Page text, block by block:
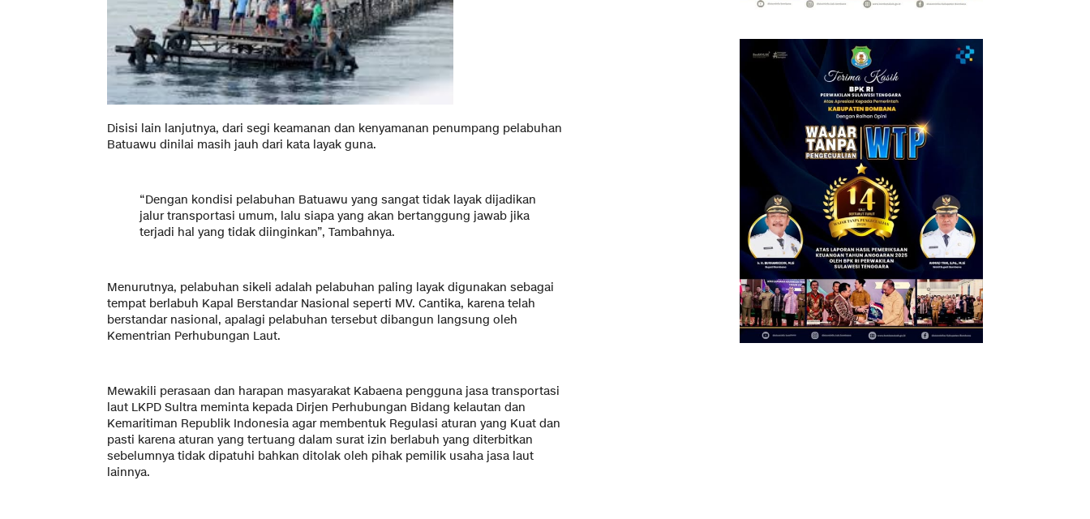
Disisi lain lanjutnya, dari segi keamanan dan kenyamanan penumpang pelabuhan
Batuawu dinilai masih jauh dari kata layak guna.
“Dengan kondisi pelabuhan Batuawu yang sangat tidak layak dijadikan
jalur transportasi umum, lalu siapa yang akan bertanggung jawab jika
terjadi hal yang tidak diinginkan”, Tambahnya.
Menurutnya, pelabuhan sikeli adalah pelabuhan paling layak digunakan sebagai
tempat berlabuh Kapal Berstandar Nasional seperti MV. Cantika, karena telah
berstandar nasional, apalagi pelabuhan tersebut dibangun langsung oleh
Kementrian Perhubungan Laut.
Mewakili perasaan dan harapan masyarakat Kabaena pengguna jasa transportasi
laut LKPD Sultra meminta kepada Dirjen Perhubungan Bidang kelautan dan
Kemaritiman Republik Indonesia agar membentuk Regulasi aturan yang Kuat dan
pasti karena aturan yang tertuang dalam surat izin berlabuh yang diterbitkan
sebelumnya tidak dipatuhi bahkan ditolak oleh pihak pemilik usaha jasa laut
lainnya.